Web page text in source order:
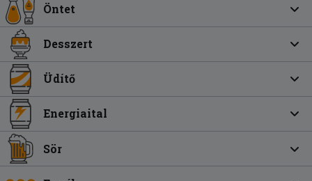
Öntet
Desszert
Üdítő
Energiaital
Sör